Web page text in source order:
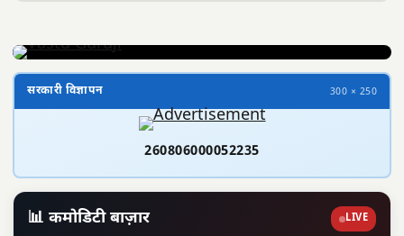
सरकारी विज्ञापन 300 × 250
260806000052235
📊 कमोडिटी बाज़ार LIVE